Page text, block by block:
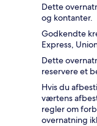
Dette
og kontanter.
Godkendte
Express,
Dette
reservere et
Hvis du
værtens
regler om
overnatning